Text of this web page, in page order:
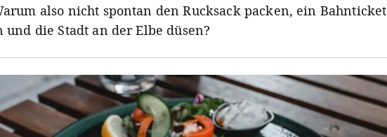
also nicht spontan den Rucksack packen, ein Bahnticket
und die Stadt an der Elbe düsen?